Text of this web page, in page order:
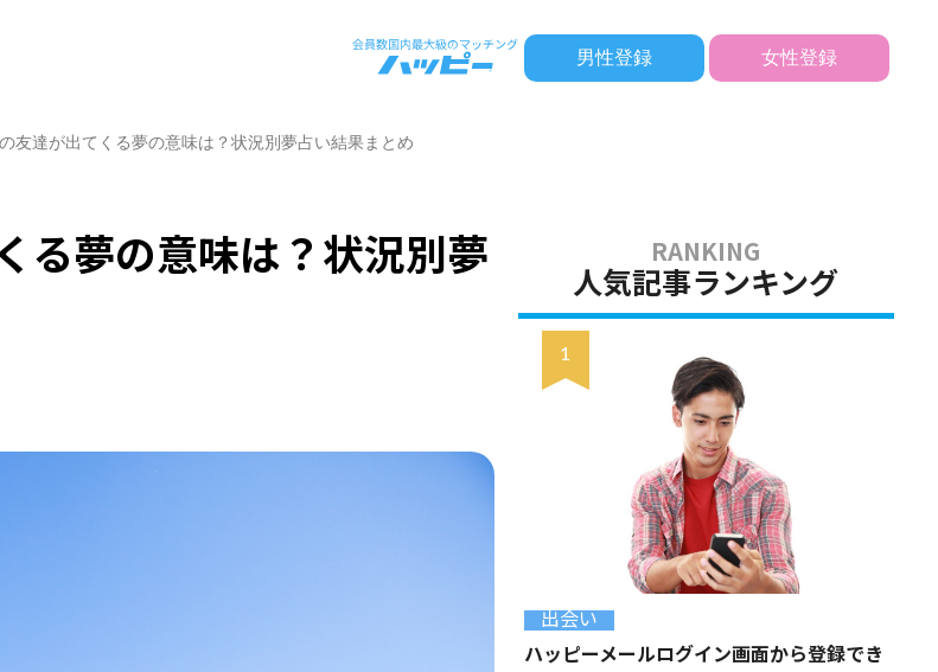
男性登録 女性登録
友達が出てくる夢の意味は？状況別夢占い結果まとめ
る夢の意味は？状況別夢
人気記事ランキング
出会い
ハッピーメールログイン画面から登録でき